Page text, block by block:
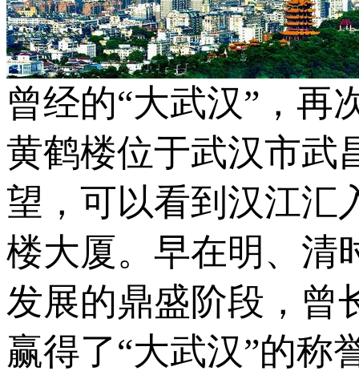
曾经的“大武汉”，再
黄鹤楼位于武汉市武
望，可以看到汉江汇
楼大厦。早在明、清
发展的鼎盛阶段，曾
赢得了“大武汉”的称